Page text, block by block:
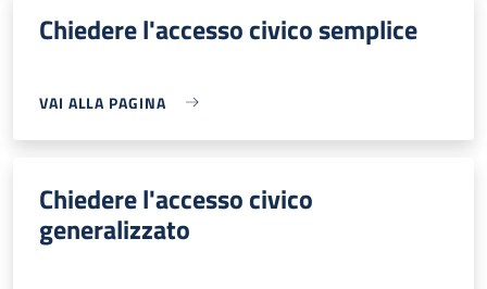
Chiedere l'accesso civico semplice
VAI ALLA PAGINA
Chiedere l'accesso civico
generalizzato